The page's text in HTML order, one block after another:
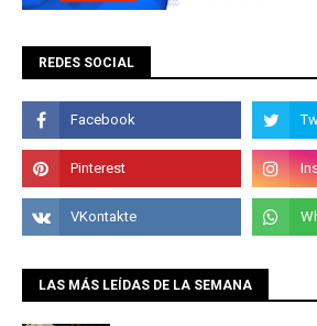
REDES SOCIAL
LAS MÁS LEÍDAS DE LA SEMANA